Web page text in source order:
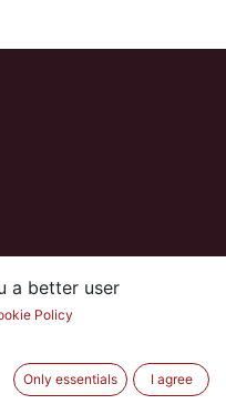
do Piaget
a better user
Policy
Only essentials I agree